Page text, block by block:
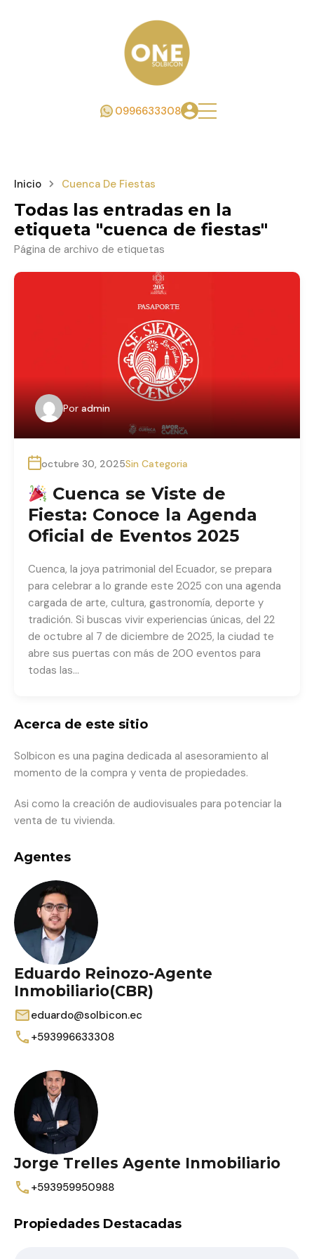
0996633308
Inicio Cuenca De Fiestas
Todas las entradas en la
etiqueta "cuenca de fiestas"
Página de archivo de etiquetas
Por admin
octubre 30, 2025Sin Categoria
Cuenca se Viste de
Fiesta: Conoce la Agenda
Oficial de Eventos 2025
Cuenca, la joya patrimonial del Ecuador, se prepara
para celebrar a lo grande este 2025 con una agenda
cargada de arte, cultura, gastronomía, deporte y
tradición. Si buscas vivir experiencias únicas, del 22
de octubre al 7 de diciembre de 2025, la ciudad te
abre sus puertas con más de 200 eventos para
todas las…
Acerca de este sitio
Solbicon es una pagina dedicada al asesoramiento al
momento de la compra y venta de propiedades.
Asi como la creación de audiovisuales para potenciar la
venta de tu vivienda.
Agentes
Eduardo Reinozo-Agente
Inmobiliario(CBR)
eduardo@solbicon.ec
+593996633308
Jorge Trelles Agente Inmobiliario
+593959950988
Propiedades Destacadas